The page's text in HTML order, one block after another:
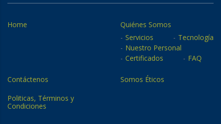
Home
Quiénes Somos
Servicios
Tecnología
Nuestro Personal
Certificados
FAQ
Contáctenos
Somos Éticos
Politicas, Términos y
Condiciones